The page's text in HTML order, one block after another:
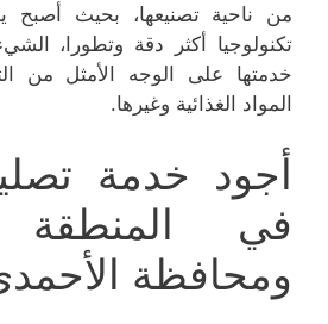
من ناحية تصنيعها، بحيث
تكنولوجيا أكثر دقة وتطورا،
خدمتها على الوجه الأمثل من
المواد الغذائية وغيرها.
أجود خدمة
في المنطقة
ومحافظة